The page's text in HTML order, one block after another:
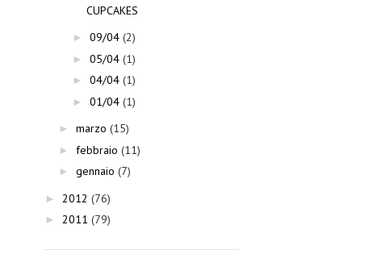
CUPCAKES
► 09/04 (2)
► 05/04 (1)
► 04/04 (1)
► 01/04 (1)
► marzo (15)
► febbraio (11)
► gennaio (7)
► 2012 (76)
► 2011 (79)